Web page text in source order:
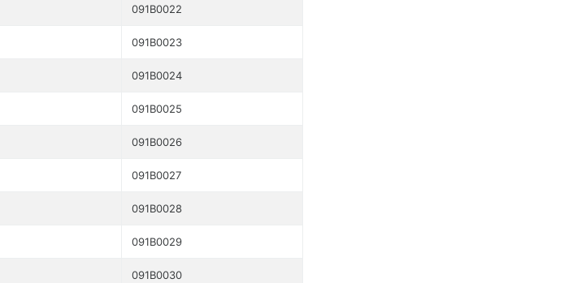
091B0022
091B0023
091B0024
091B0025
091B0026
091B0027
091B0028
091B0029
091B0030